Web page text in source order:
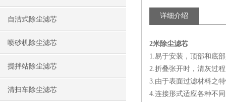
自洁式除尘滤芯
喷砂机除尘滤芯
搅拌站除尘滤芯
清扫车除尘滤芯
详细介绍
2米除尘滤芯
1.易于安装，顶部和底
2.折叠张开时，清灰过
3.由于表面过滤材料之
4.连接形式适应各种不